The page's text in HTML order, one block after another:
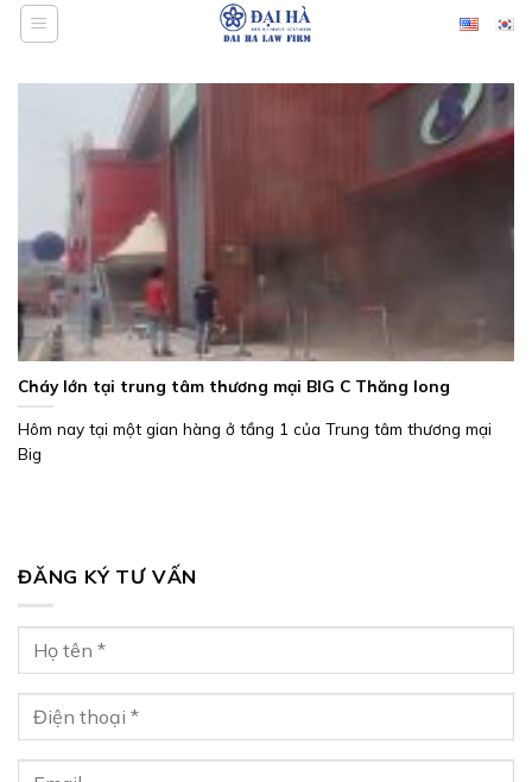
Bỏ
qua
Cháy lớn tại trung tâm thương mại BIG C Thăng long
Hôm nay tại một gian hàng ở tầng 1 của Trung tâm thương mại
Big
ĐĂNG KÝ TƯ VẤN